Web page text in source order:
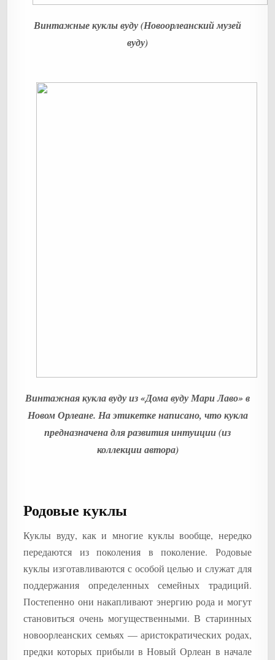
Винтажные куклы вуду (Новоорлеанский музей
вуду)
Винтажная кукла вуду из «Дома вуду Мари Лаво» в
Новом Орлеане. На этикетке написано, что кукла
предназначена для развития интуиции (из
коллекции автора)
Родовые куклы
Куклы вуду, как и многие куклы вообще, нередко
передаются из поколения в поколение. Родовые
куклы изготавливаются с особой целью и служат для
поддержания определенных семейных традиций.
Постепенно они накапливают энергию рода и могут
становиться очень могущественными. В старинных
новоорлеанских семьях — аристократических родах,
предки которых прибыли в Новый Орлеан в начале